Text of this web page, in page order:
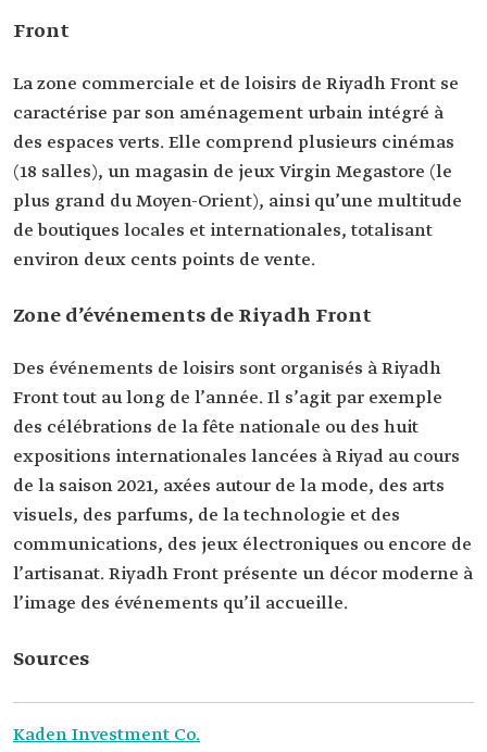
Front
La zone commerciale et de loisirs de Riyadh Front se
caractérise par son aménagement urbain intégré à
des espaces verts. Elle comprend plusieurs cinémas
(18 salles), un magasin de jeux Virgin Megastore (le
plus grand du Moyen-Orient), ainsi qu’une multitude
de boutiques locales et internationales, totalisant
environ deux cents points de vente.
Zone d’événements de Riyadh Front
Des événements de loisirs sont organisés à Riyadh
Front tout au long de l’année. Il s’agit par exemple
des célébrations de la fête nationale ou des huit
expositions internationales lancées à Riyad au cours
de la saison 2021, axées autour de la mode, des arts
visuels, des parfums, de la technologie et des
communications, des jeux électroniques ou encore de
l’artisanat. Riyadh Front présente un décor moderne à
l’image des événements qu’il accueille.
Sources
Kaden Investment Co.